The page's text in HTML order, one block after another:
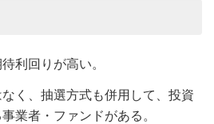
利回りが高い。
く、抽選方式も併用して、投資
業者・ファンドがある。